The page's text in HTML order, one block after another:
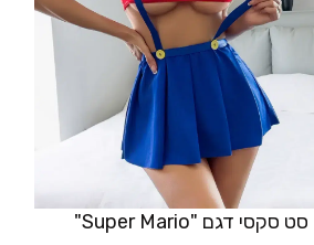
סט סקסי דגם "Super Mario"